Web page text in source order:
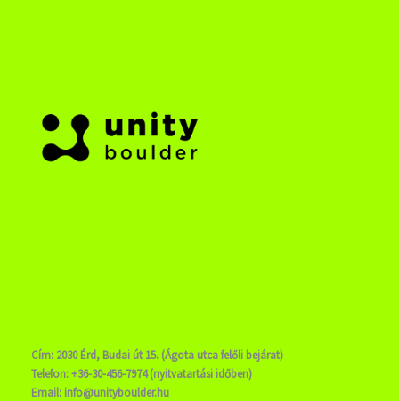
Cím: 2030 Érd, Budai út 15. (Ágota utca felőli bejárat)
Telefon: +36-30-456-7974 (nyitvatartási időben)
Email: info@unityboulder.hu